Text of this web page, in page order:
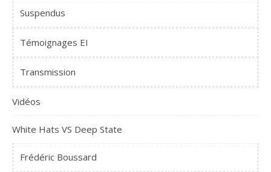
Suspendus
Témoignages EI
Transmission
Vidéos
White Hats VS Deep State
Frédéric Boussard